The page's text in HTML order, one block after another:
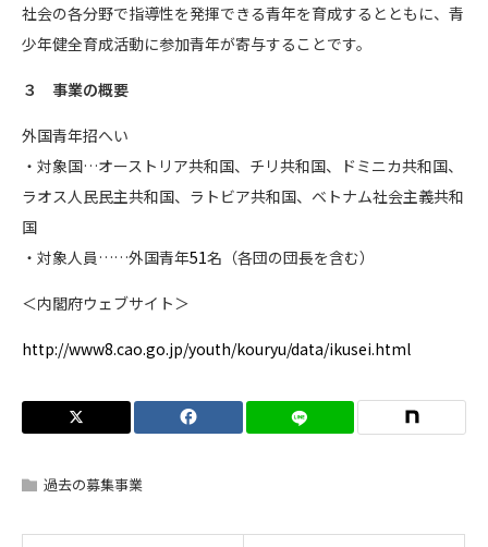
社会の各分野で指導性を発揮できる青年を育成するとともに、青
少年健全育成活動に参加青年が寄与することです。
３ 事業の概要
外国青年招へい
・対象国…オーストリア共和国、チリ共和国、ドミニカ共和国、
ラオス人民民主共和国、ラトビア共和国、ベトナム社会主義共和
国
・対象人員……外国青年51名（各団の団長を含む）
＜内閣府ウェブサイト＞
http://www8.cao.go.jp/youth/kouryu/data/ikusei.html
過去の募集事業